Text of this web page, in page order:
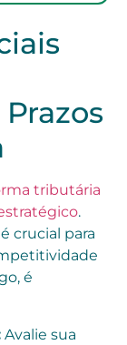
tributária
.
crucial para
é
Avalie sua